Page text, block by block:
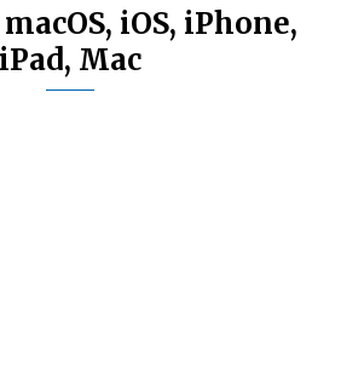
iOS, iPhone,
iPad, Mac